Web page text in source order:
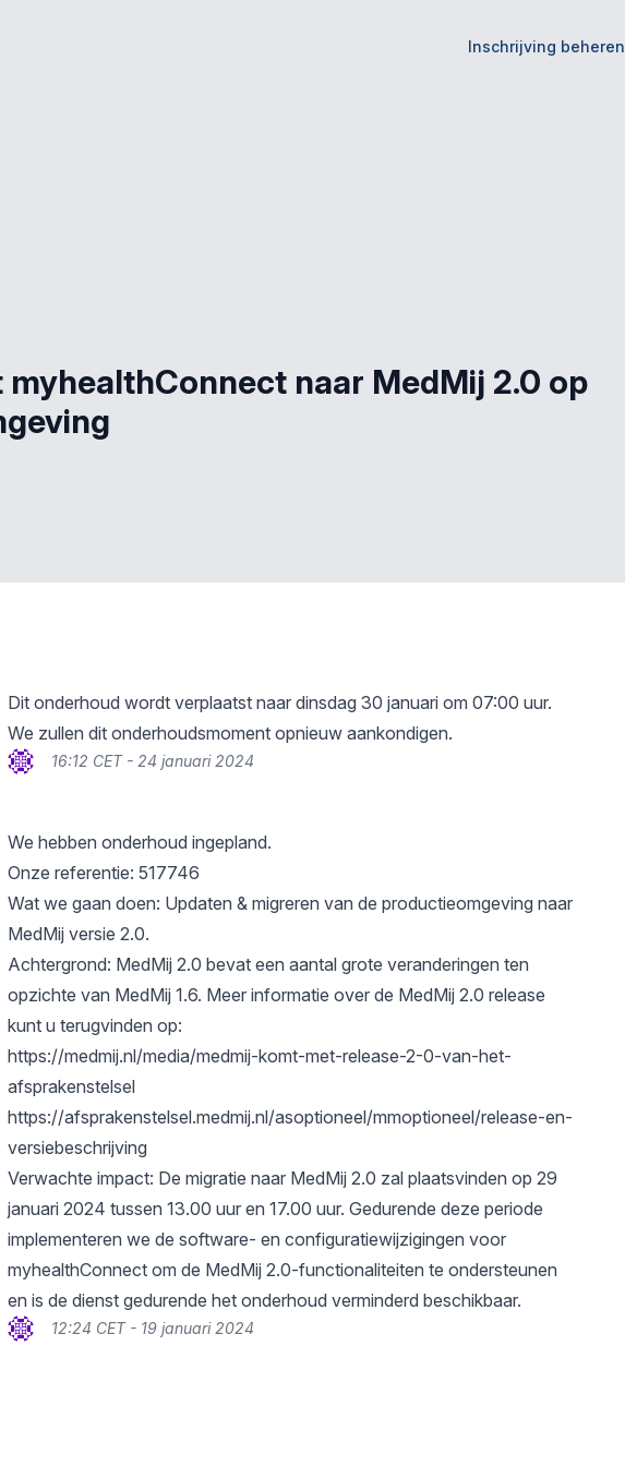
Inschrijving beheren
naar MedMij 2.0 op
Dit onderhoud wordt verplaatst naar dinsdag 30 januari om 07:00 uur.
We zullen dit onderhoudsmoment opnieuw aankondigen.
16:12 CET - 24 januari 2024
We hebben onderhoud ingepland.
Onze referentie: 517746
Wat we gaan doen: Updaten & migreren van de productieomgeving naar
MedMij versie 2.0.
Achtergrond: MedMij 2.0 bevat een aantal grote veranderingen ten
opzichte van MedMij 1.6. Meer informatie over de MedMij 2.0 release
kunt u terugvinden op:
https://medmij.nl/media/medmij-komt-met-release-2-0-van-het-
afsprakenstelsel
https://afsprakenstelsel.medmij.nl/asoptioneel/mmoptioneel/release-en-
versiebeschrijving
Verwachte impact: De migratie naar MedMij 2.0 zal plaatsvinden op 29
januari 2024 tussen 13.00 uur en 17.00 uur. Gedurende deze periode
implementeren we de software- en configuratiewijzigingen voor
myhealthConnect om de MedMij 2.0-functionaliteiten te ondersteunen
en is de dienst gedurende het onderhoud verminderd beschikbaar.
12:24 CET - 19 januari 2024